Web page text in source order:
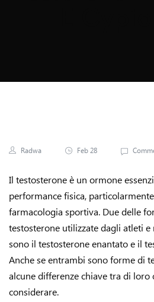
Radwa Feb 28
Il testosterone è un ormone
performance fisica,
farmacologia sportiva. Due delle
testosterone utilizzate dagli atleti
sono il testosterone enantato e il
Anche se entrambi sono forme di
alcune differenze chiave tra di
considerare.